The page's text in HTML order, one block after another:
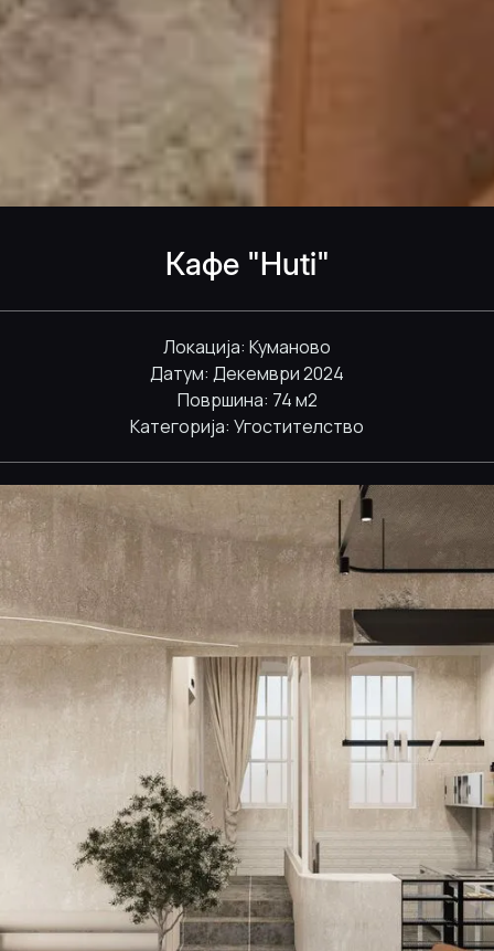
Кафе "Huti"
Локација: Куманово
Датум: Декември 2024
Површина: 74 м2
Категорија: Угостителство